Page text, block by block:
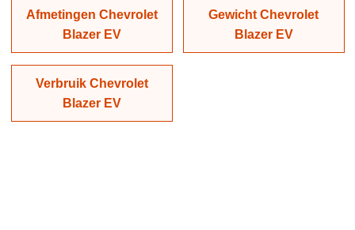
Afmetingen Chevrolet
Blazer EV
Gewicht Chevrolet
Blazer EV
Verbruik Chevrolet
Blazer EV